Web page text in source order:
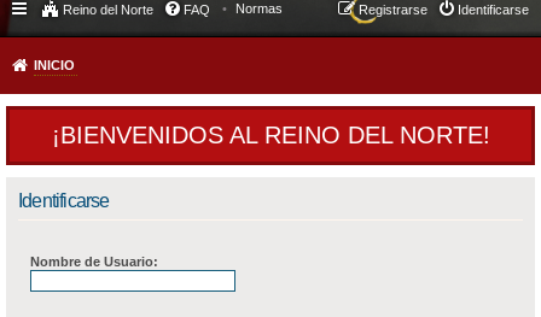
Reino del Norte FAQ Normas Identificarse
Registrarse
INICIO
¡BIENVENIDOS AL REINO DEL NORTE!
Identificarse
Nombre de Usuario: